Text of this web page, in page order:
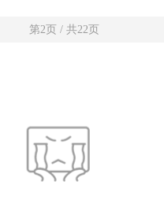
第2页 / 共22页